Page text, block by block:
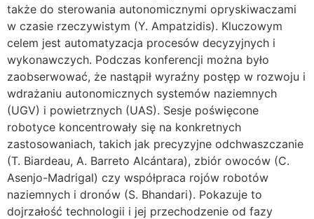
także do sterowania autonomicznymi opryskiwaczami
w czasie rzeczywistym (Y. Ampatzidis). Kluczowym
celem jest automatyzacja procesów decyzyjnych i
wykonawczych. Podczas konferencji można było
zaobserwować, że nastąpił wyraźny postęp w rozwoju i
wdrażaniu autonomicznych systemów naziemnych
(UGV) i powietrznych (UAS). Sesje poświęcone
robotyce koncentrowały się na konkretnych
zastosowaniach, takich jak precyzyjne odchwaszczanie
(T. Biardeau, A. Barreto Alcántara), zbiór owoców (C.
Asenjo-Madrigal) czy współpraca rojów robotów
naziemnych i dronów (S. Bhandari). Pokazuje to
dojrzałość technologii i jej przechodzenie od fazy